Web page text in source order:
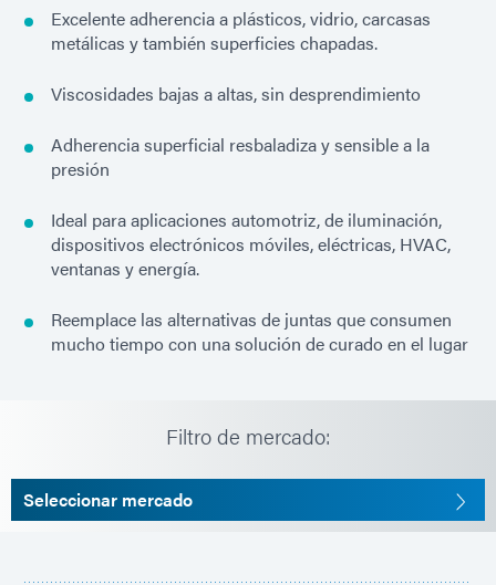
Excelente adherencia a plásticos, vidrio, carcasas
metálicas y también superficies chapadas.
Viscosidades bajas a altas, sin desprendimiento
Adherencia superficial resbaladiza y sensible a la
presión
Ideal para aplicaciones automotriz, de iluminación,
dispositivos electrónicos móviles, eléctricas, HVAC,
ventanas y energía.
Reemplace las alternativas de juntas que consumen
mucho tiempo con una solución de curado en el lugar
Filtro de mercado:
Seleccionar mercado